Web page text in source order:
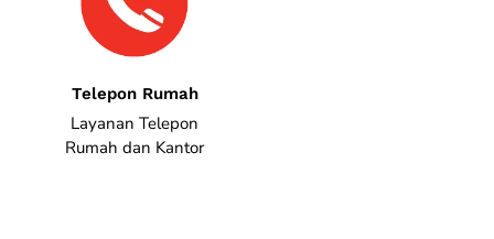
Telepon Rumah
Layanan Telepon
Rumah dan Kantor